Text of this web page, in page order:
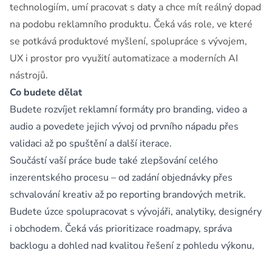
technologiím, umí pracovat s daty a chce mít reálný dopad
na podobu reklamního produktu. Čeká vás role, ve které
se potkává produktové myšlení, spolupráce s vývojem,
UX i prostor pro využití automatizace a moderních AI
nástrojů.
Co budete dělat
Budete rozvíjet reklamní formáty pro branding, video a
audio a povedete jejich vývoj od prvního nápadu přes
validaci až po spuštění a další iterace.
Součástí vaší práce bude také zlepšování celého
inzerentského procesu – od zadání objednávky přes
schvalování kreativ až po reporting brandových metrik.
Budete úzce spolupracovat s vývojáři, analytiky, designéry
i obchodem. Čeká vás prioritizace roadmapy, správa
backlogu a dohled nad kvalitou řešení z pohledu výkonu,